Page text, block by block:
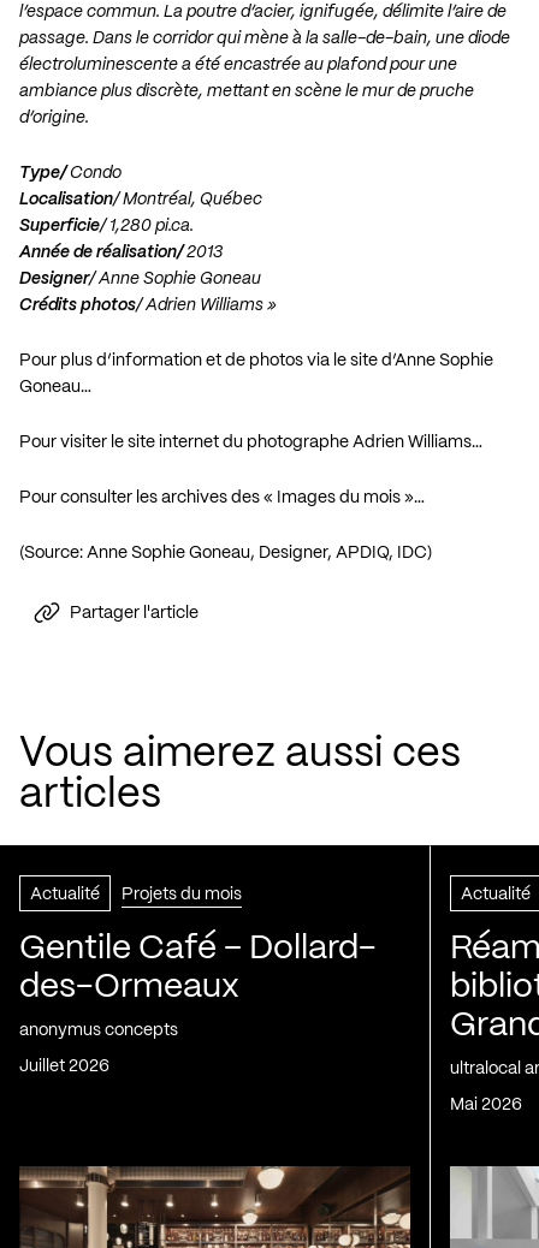
l’espace commun. La poutre d’acier, ignifugée, délimite l’aire de
passage. Dans le corridor qui mène à la salle-de-bain, une diode
électroluminescente a été encastrée au plafond pour une
ambiance plus discrète, mettant en scène le mur de pruche
d’origine.
Type/Condo
Localisation/ Montréal, Québec
Superficie/ 1,280 pi.ca.
Année de réalisation/2013
Designer/ Anne Sophie Goneau
Crédits photos/ Adrien Williams »
Pour plus d’information et de photos via le site d’Anne Sophie
Goneau…
Pour visiter le site internet du photographe Adrien Williams…
Pour consulter les archives des « Images du mois »…
(Source: Anne Sophie Goneau, Designer, APDIQ, IDC)
Partager l'article
Vous aimerez aussi ces
articles
Actualité Projets du mois
Gentile Café – Dollard-
des-Ormeaux
anonymus concepts
juillet 2026
Actualité
ultralocal
mai 2026